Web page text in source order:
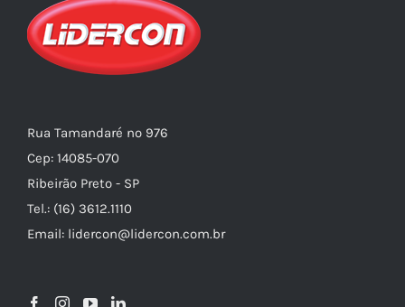
Rua Tamandaré nº 976
Cep: 14085-070
Ribeirão Preto - SP
Tel.: (16) 3612.1110
Email: lidercon@lidercon.com.br